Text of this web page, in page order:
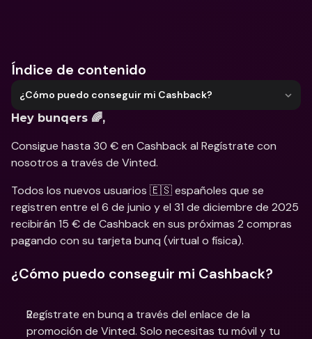
Índice de contenido
¿Cómo puedo conseguir mi Cashback?
Hey bunqers 🌈,
Consigue hasta 30 € en Cashback al Regístrate con
nosotros a través de Vinted.
Todos los nuevos usuarios 🇪🇸 españoles que se
registren entre el 6 de junio y el 31 de diciembre de 2025
recibirán 15 € de Cashback en sus próximas 2 compras
pagando con su tarjeta bunq (virtual o física).
¿Cómo puedo conseguir mi Cashback?
Regístrate en bunq a través del enlace de la
promoción de Vinted. Solo necesitas tu móvil y tu